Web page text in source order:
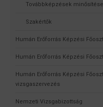
Továbbképzések minősítése
Szakértők
Humán Erőforrás Képzési
Humán Erőforrás Képzési
Humán Erőforrás Képzési
vizsgaszervezés
Nemzeti Vizsgabizottság